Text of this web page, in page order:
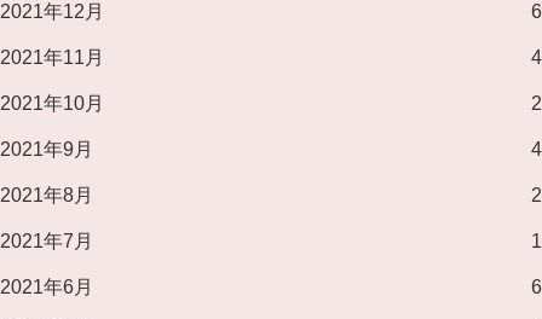
2021年12月 6
2021年11月 4
2021年10月 2
2021年9月 4
2021年8月 2
2021年7月 1
2021年6月 6